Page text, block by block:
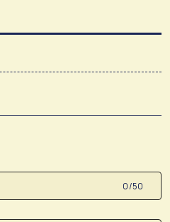
0 /50